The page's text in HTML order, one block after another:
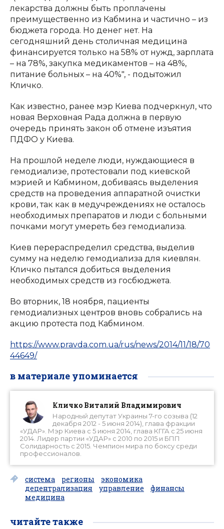
лекарства должны быть проплачены
преимущественно из Кабмина и частично – из
бюджета города. Но денег нет. На
сегодняшний день столичная медицина
финансируется только на 58% от нужд, зарплата
– на 78%, закупка медикаментов – на 48%,
питание больных – на 40%", - подытожил
Кличко.
Как известно, ранее мэр Киева подчеркнул, что
новая Верховная Рада должна в первую
очередь принять закон об отмене изъятия
ПДФО у Киева.
На прошлой неделе люди, нуждающиеся в
гемодиализе, протестовали под киевской
мэрией и Кабмином, добиваясь выделения
средств на проведения аппаратной очистки
крови, так как в медучреждениях не осталось
необходимых препаратов и люди с больными
почками могут умереть без гемодиализа.
Киев перераспределил средства, выделив
сумму на неделю гемодиализа для киевлян.
Кличко пытался добиться выделения
необходимых средств из госбюджета.
Во вторник, 18 ноября, пациенты
гемодиализных центров вновь собрались на
акцию протеста под Кабмином.
https://www.pravda.com.ua/rus/news/2014/11/18/70
44649/
в материале упоминается
Кличко Виталий Владимирович
Народный депутат Украины 7-го созыва (12
декабря 2012 - 5 июня 2014), глава фракции
«УДАР». Мэр Киева с 5 июня 2014, глава КГГА с 25 июня
2014. Лидер партии «УДАР» с 2010 по 2015 и БПП
Солидарность с 2015. Чемпион мира по боксу среди
профессионалов.
система регионы
экономика
децентрализация
управление
финансы
медицина
читайте также